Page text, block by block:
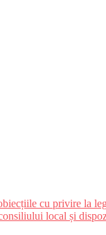
cu privire la
local și